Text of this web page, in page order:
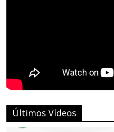
Últimos Vídeos